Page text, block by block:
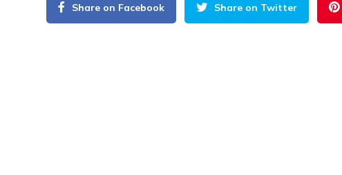
Share on Facebook Share on Twitter